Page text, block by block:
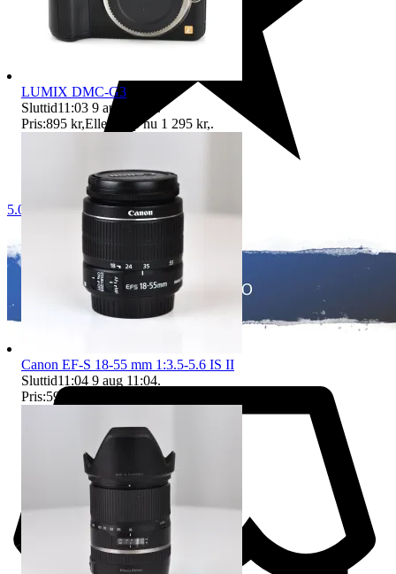
5.0
LUMIX DMC-G3
Sluttid11:03 9 aug 11:03
.
Pris:895 kr,Eller Köp nu 1 295 kr,.
Canon EF-S 18-55 mm 1:3.5-5.6 IS II
Sluttid11:04 9 aug 11:04.
Pris:595 kr